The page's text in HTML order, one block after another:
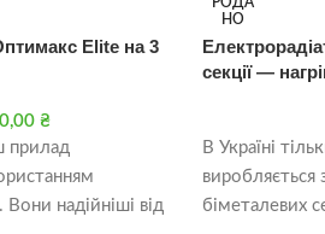
Elite на 3
₴
прилад
Вони надійніші від
НО
секції —
В Україні
виробляється
біметалевих